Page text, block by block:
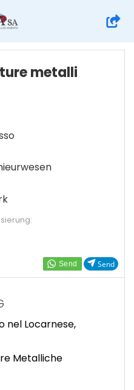
Send
metalli
nel Locarnese,
Metalliche